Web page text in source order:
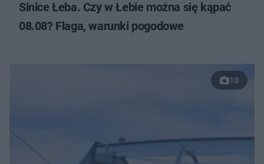
Sinice Łeba. Czy w Łebie można się kąpać
08.08? Flaga, warunki pogodowe
10